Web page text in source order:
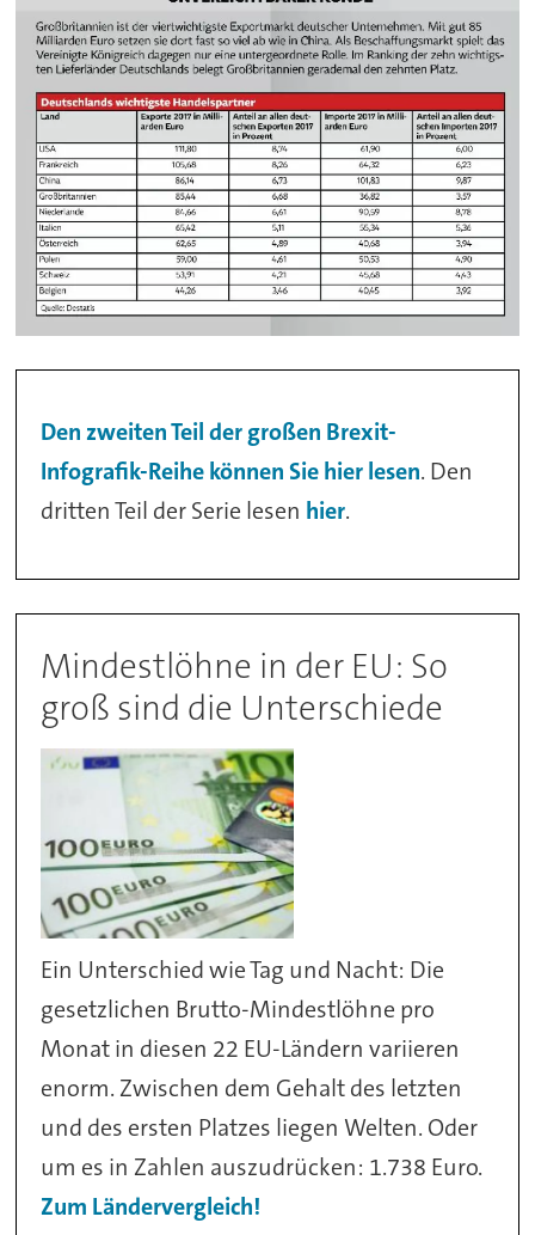
Den zweiten Teil der großen Brexit-
Infografik-Reihe können Sie hier lesen. Den
dritten Teil der Serie lesen hier.
Mindestlöhne in der EU: So
groß sind die Unterschiede
Ein Unterschied wie Tag und Nacht: Die
gesetzlichen Brutto-Mindestlöhne pro
Monat in diesen 22 EU-Ländern variieren
enorm. Zwischen dem Gehalt des letzten
und des ersten Platzes liegen Welten. Oder
um es in Zahlen auszudrücken: 1.738 Euro.
Zum Ländervergleich!